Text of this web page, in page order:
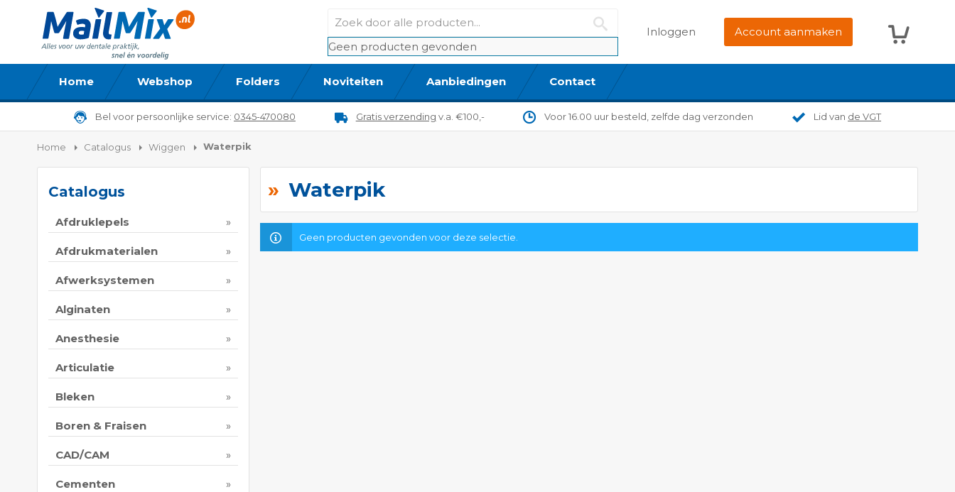
Geen producten gevonden
Inloggen Account aanmaken
Home Webshop Folders Noviteiten Aanbiedingen Contact
Bel voor persoonlijke service: 0345-470080 Gratis verzending v.a. €100,- Voor 16.00 uur besteld, zelfde dag verzonden Lid van de VGT
Home Catalogus Wiggen Waterpik
Waterpik
Geen producten gevonden voor deze selectie.
Catalogus
Afdruklepels
Afdrukmaterialen
Afwerksystemen
Alginaten
Anesthesie
Articulatie
Bleken
Boren & Fraisen
CAD/CAM
Cementen